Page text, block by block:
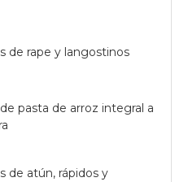
de rape y langostinos
pasta de arroz integral a
de atún, rápidos y